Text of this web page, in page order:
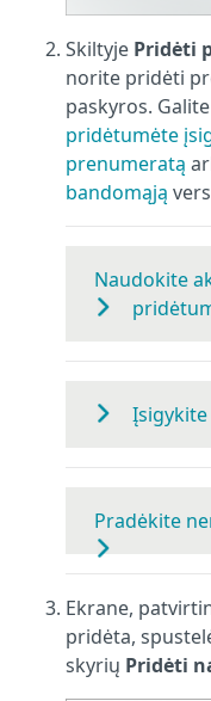
Skiltyje Pridėti
norite pridėti
paskyros. Galite
pridėtumėte
prenumeratą
bandomąją
Naudokite
Pradėkite
Ekrane,
pridėta,
skyrių Pridėti